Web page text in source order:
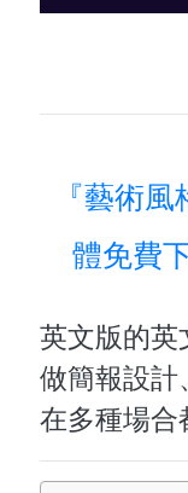
『藝術
體免費
英文版的英
做簡報設計
在多種場合